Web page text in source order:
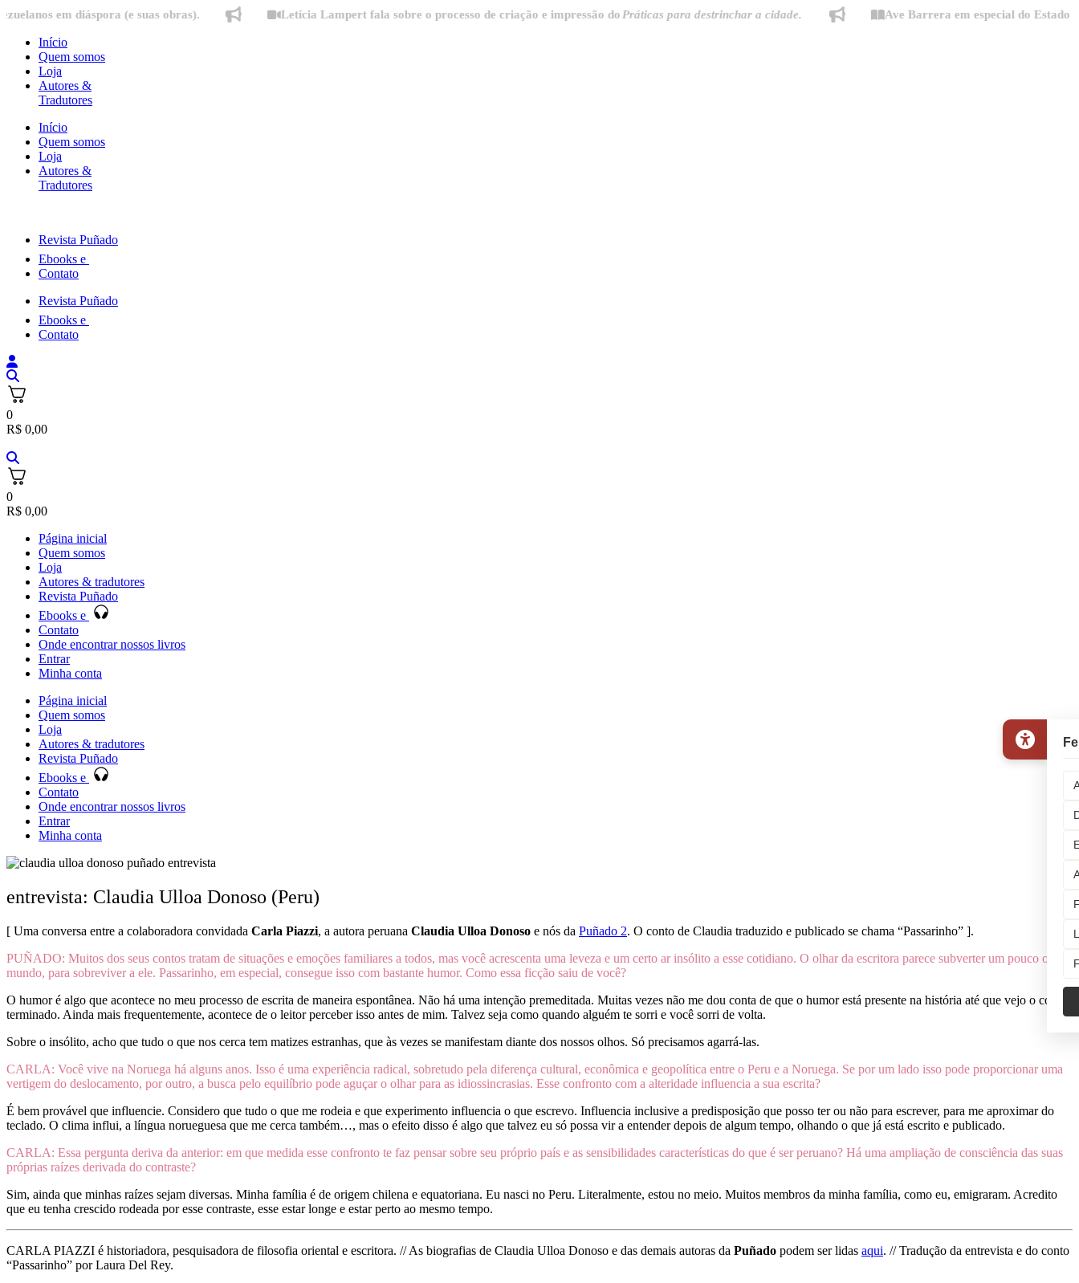
Ir
conteúdo
em diáspora (e suas obras). Letícia Lampert fala sobre o processo de criação e impressão doPráticas para destrinchar a cidade. Ave Barrera em especial do Estado de
Início
Quem somos
Loja
Autores &
Tradutores
Início
Quem somos
Loja
Autores &
Tradutores
Revista Puñado
Ebooks e
Contato
Revista Puñado
Ebooks e
Contato
0
R$ 0,00
0
R$ 0,00
Página inicial
Quem somos
Loja
Autores & tradutores
Revista Puñado
Ebooks e
Contato
Onde encontrar nossos livros
Entrar
Minha conta
Página inicial
Quem somos
Loja
Autores & tradutores
Revista Puñado
Ebooks e
Contato
Onde encontrar nossos livros
Entrar
Minha conta
entrevista: Claudia Ulloa Donoso (Peru)
[ Uma conversa entre a colaboradora convidada Carla Piazzi, a autora peruana Claudia Ulloa Donoso e nós da Puñado 2. O conto de Claudia traduzido e publicado se chama “Passarinho” ].
PUÑADO: Muitos dos seus contos tratam de situações e emoções familiares a todos, mas você acrescenta uma leveza e um certo ar insólito a esse cotidiano. O olhar da escritora parece subverter um pouco o
mundo, para sobreviver a ele. Passarinho, em especial, consegue isso com bastante humor. Como essa ficção saiu de você?
O humor é algo que acontece no meu processo de escrita de maneira espontânea. Não há uma intenção premeditada. Muitas vezes não me dou conta de que o humor está presente na história até que vejo o conto
terminado. Ainda mais frequentemente, acontece de o leitor perceber isso antes de mim. Talvez seja como quando alguém te sorri e você sorri de volta.
Sobre o insólito, acho que tudo o que nos cerca tem matizes estranhas, que às vezes se manifestam diante dos nossos olhos. Só precisamos agarrá-las.
CARLA: Você vive na Noruega há alguns anos. Isso é uma experiência radical, sobretudo pela diferença cultural, econômica e geopolítica entre o Peru e a Noruega. Se por um lado isso pode proporcionar uma
vertigem do deslocamento, por outro, a busca pelo equilíbrio pode aguçar o olhar para as idiossincrasias. Esse confronto com a alteridade influencia a sua escrita?
É bem provável que influencie. Considero que tudo o que me rodeia e que experimento influencia o que escrevo. Influencia inclusive a predisposição que posso ter ou não para escrever, para me aproximar do
teclado. O clima influi, a língua norueguesa que me cerca também…, mas o efeito disso é algo que talvez eu só possa vir a entender depois de algum tempo, olhando o que já está escrito e publicado.
CARLA: Essa pergunta deriva da anterior: em que medida esse confronto te faz pensar sobre seu próprio país e as sensibilidades características do que é ser peruano? Há uma ampliação de consciência das suas
próprias raízes derivada do contraste?
Sim, ainda que minhas raízes sejam diversas. Minha família é de origem chilena e equatoriana. Eu nasci no Peru. Literalmente, estou no meio. Muitos membros da minha família, como eu, emigraram. Acredito
que eu tenha crescido rodeada por esse contraste, esse estar longe e estar perto ao mesmo tempo.
CARLA PIAZZI é historiadora, pesquisadora de filosofia oriental e escritora. // As biografias de Claudia Ulloa Donoso e das demais autoras da Puñado podem ser lidas aqui. // Tradução da entrevista e do conto
“Passarinho” por Laura Del Rey.